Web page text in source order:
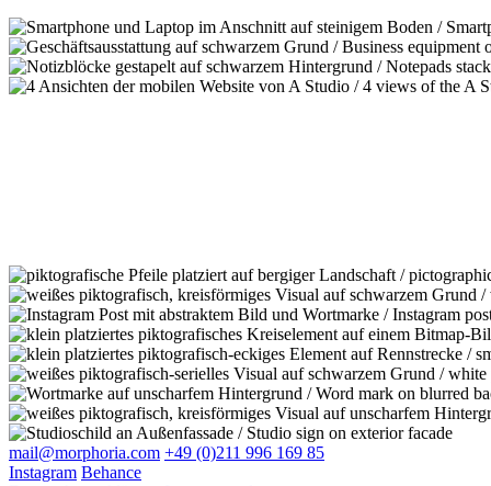
mail@morphoria.com +49 (0)211 996 169 85
Instagram Behance